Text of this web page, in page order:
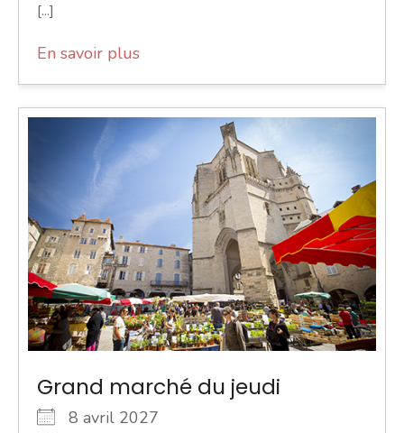
[...]
En savoir plus
Grand marché du jeudi
8 avril 2027